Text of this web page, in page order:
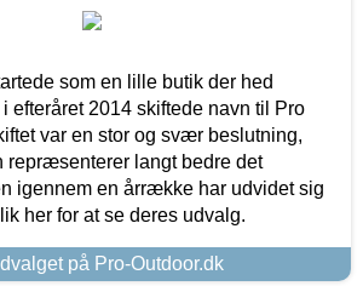
som en lille butik der hed
i efteråret 2014 skiftede navn til Pro
var en stor og svær beslutning,
repræsenterer langt bedre det
igennem en årrække har udvidet sig
her for at se deres udvalg.
på Pro-Outdoor.dk